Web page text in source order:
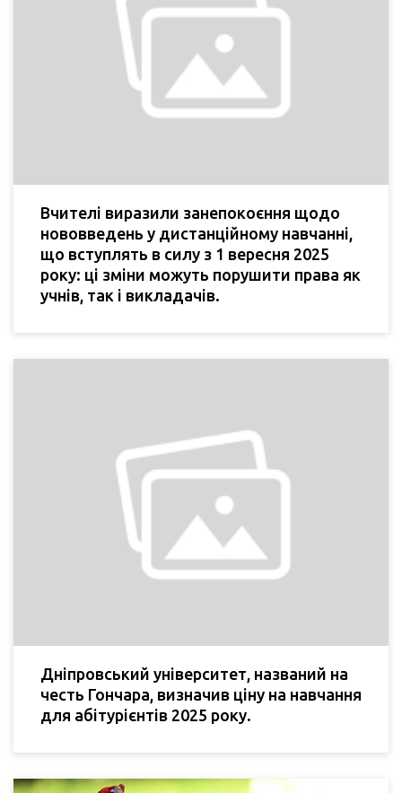
Вчителі виразили занепокоєння щодо
нововведень у дистанційному навчанні,
що вступлять в силу з 1 вересня 2025
року: ці зміни можуть порушити права як
учнів, так і викладачів.
Дніпровський університет, названий на
честь Гончара, визначив ціну на навчання
для абітурієнтів 2025 року.